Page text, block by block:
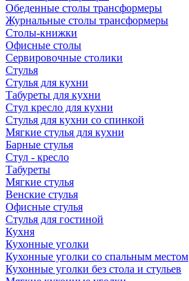
Обеденные столы трансформеры
Журнальные столы трансформеры
Столы-книжки
Офисные столы
Сервировочные столики
Стулья
Стулья для кухни
Табуреты для кухни
Стул кресло для кухни
Стулья для кухни со спинкой
Мягкие стулья для кухни
Барные стулья
Стул - кресло
Табуреты
Мягкие стулья
Венские стулья
Офисные стулья
Стулья для гостиной
Кухня
Кухонные уголки
Кухонные уголки со спальным местом
Кухонные уголки без стола и стульев